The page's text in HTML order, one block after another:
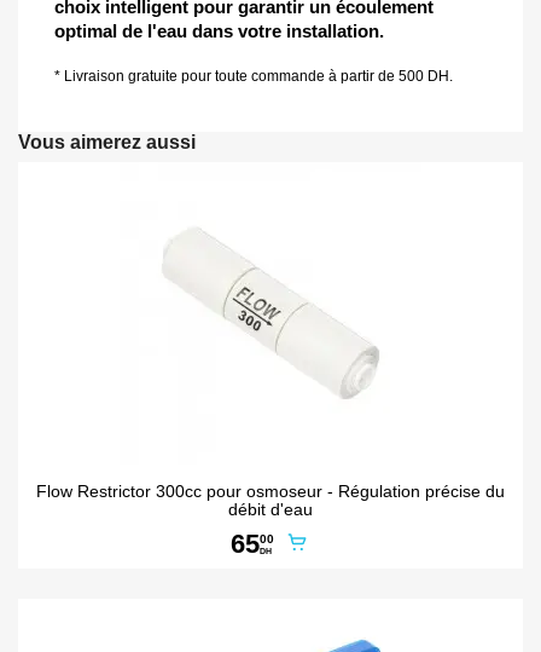
choix intelligent pour garantir un écoulement
optimal de l'eau dans votre installation.
* Livraison gratuite pour toute commande à partir de 500 DH.
Vous aimerez aussi
Flow Restrictor 300cc pour osmoseur - Régulation précise du
débit d'eau
6500
DH